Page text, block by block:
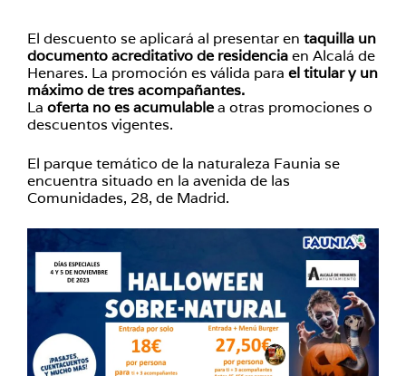
El descuento se aplicará al presentar en taquilla un
documento acreditativo de residenciaen Alcalá de
Henares. La promoción es válida para el titular y un
máximo de tres acompañantes.
La oferta no es acumulablea otras promociones o
descuentos vigentes.
El parque temático de la naturaleza Faunia se
encuentra situado en la avenida de las
Comunidades, 28, de Madrid.